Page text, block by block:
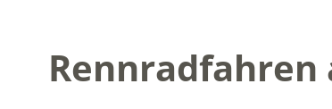
Rennradfahren